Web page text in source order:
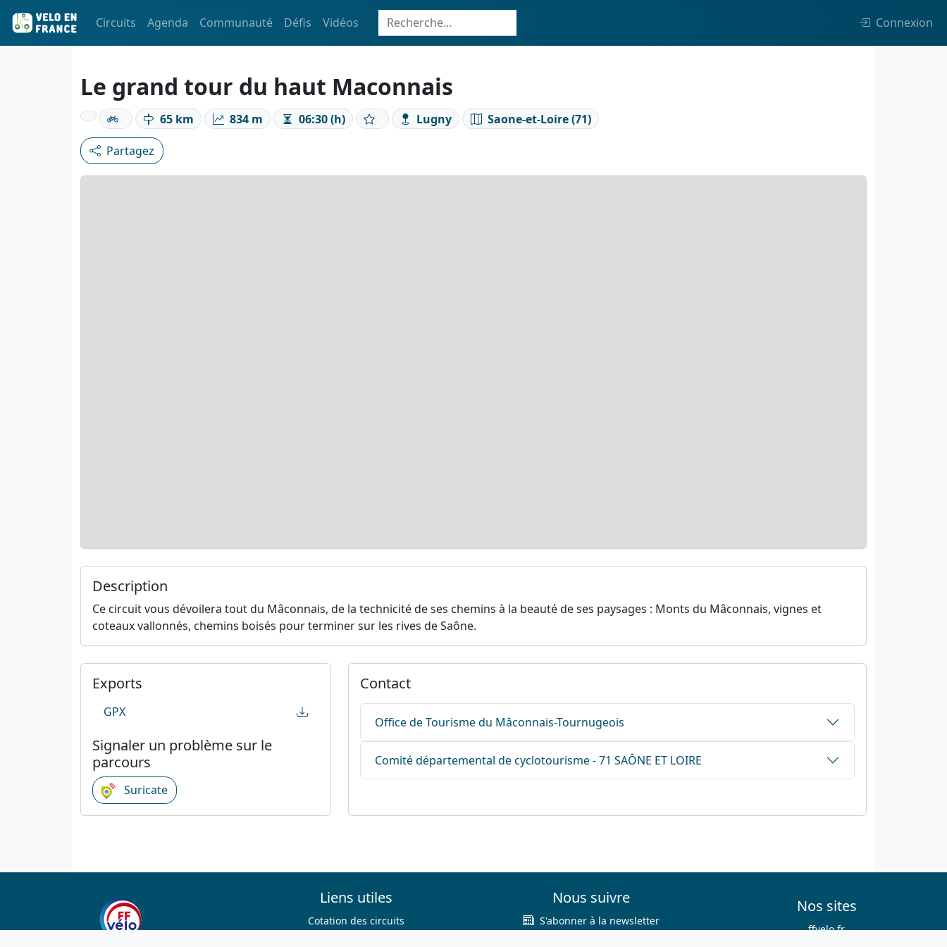
Circuits Agenda Communauté Défis Vidéos Connexion
Le grand tour du haut Maconnais
65 km 834 m 06:30 (h) Lugny Saone-et-Loire (71)
Partagez
Description
Ce circuit vous dévoilera tout du Mâconnais, de la technicité de ses chemins à la beauté de ses paysages : Monts du Mâconnais, vignes et
coteaux vallonnés, chemins boisés pour terminer sur les rives de Saône.
Exports
GPX
Signaler un problème sur le
parcours
Suricate
Contact
Office de Tourisme du Mâconnais-Tournugeois
Comité départemental de cyclotourisme - 71 SAÔNE ET LOIRE
Liens utiles
Cotation des circuits
Nous suivre
S'abonner à la newsletter
Nos sites
ffvelo.fr